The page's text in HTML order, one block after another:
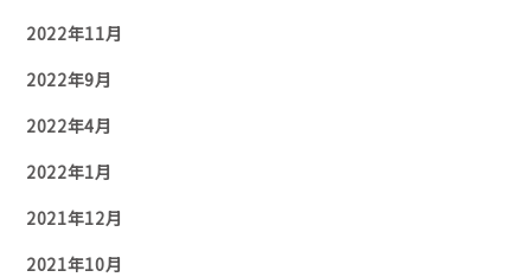
2022年11月
2022年9月
2022年4月
2022年1月
2021年12月
2021年10月